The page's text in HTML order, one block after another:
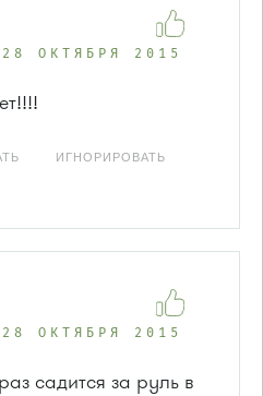
28 ОКТЯБРЯ 2015
ИГНОРИРОВАТЬ
28 ОКТЯБРЯ 2015
садится за руль в